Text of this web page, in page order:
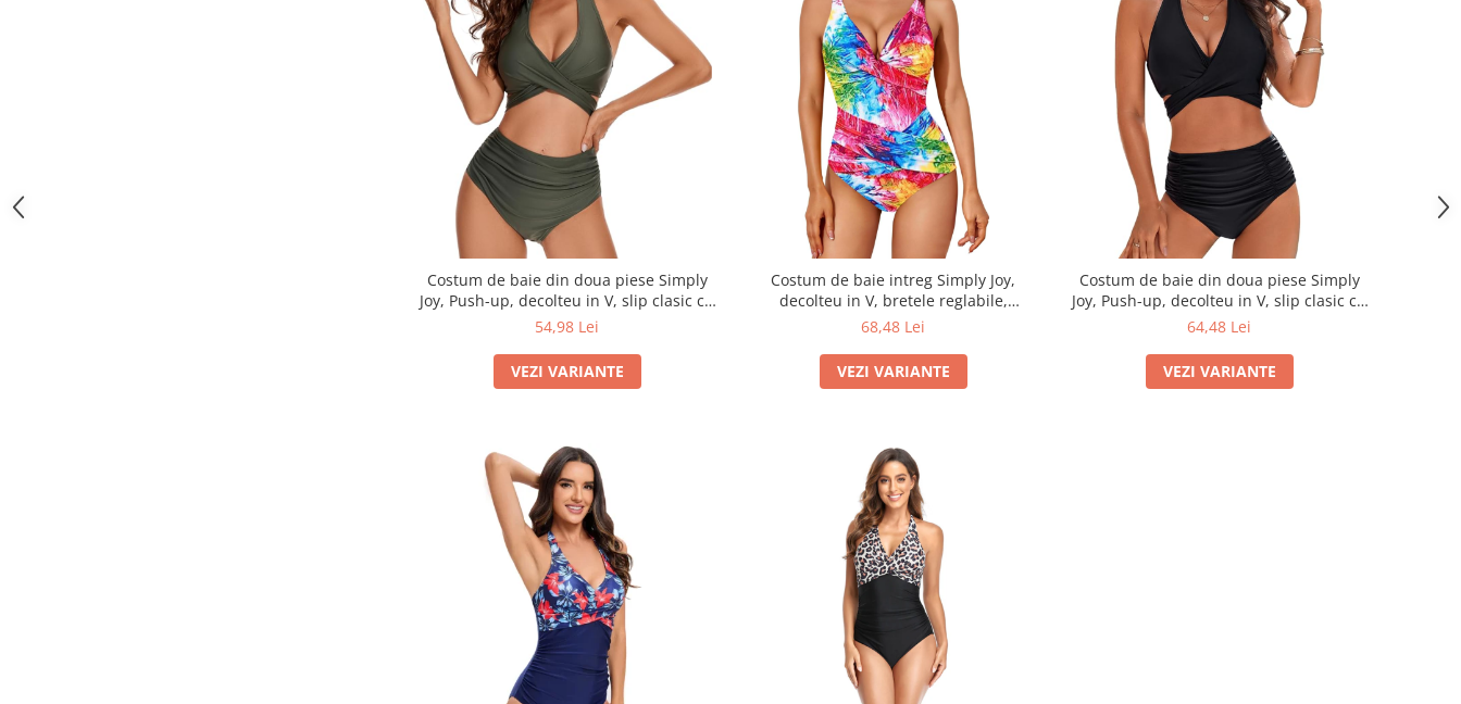
Costum de baie din doua piese Simply
Joy, Push-up, decolteu in V, slip clasic cu
talie inalta, Verde
54,98 Lei
VEZI VARIANTE
Costum de baie intreg Simply Joy,
decolteu in V, bretele reglabile,
multicolor
68,48 Lei
VEZI VARIANTE
Costum de baie din doua piese Simply
Joy, Push-up, decolteu in V, slip clasic cu
talie inalta, negru
64,48 Lei
VEZI VARIANTE